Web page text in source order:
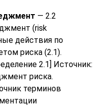
— 2.2
(risk
действия по
риска (2.1).
2.1] Источник:
риска.
терминов